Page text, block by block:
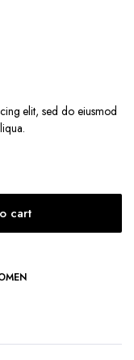
elit, sed do eiusmod
cart